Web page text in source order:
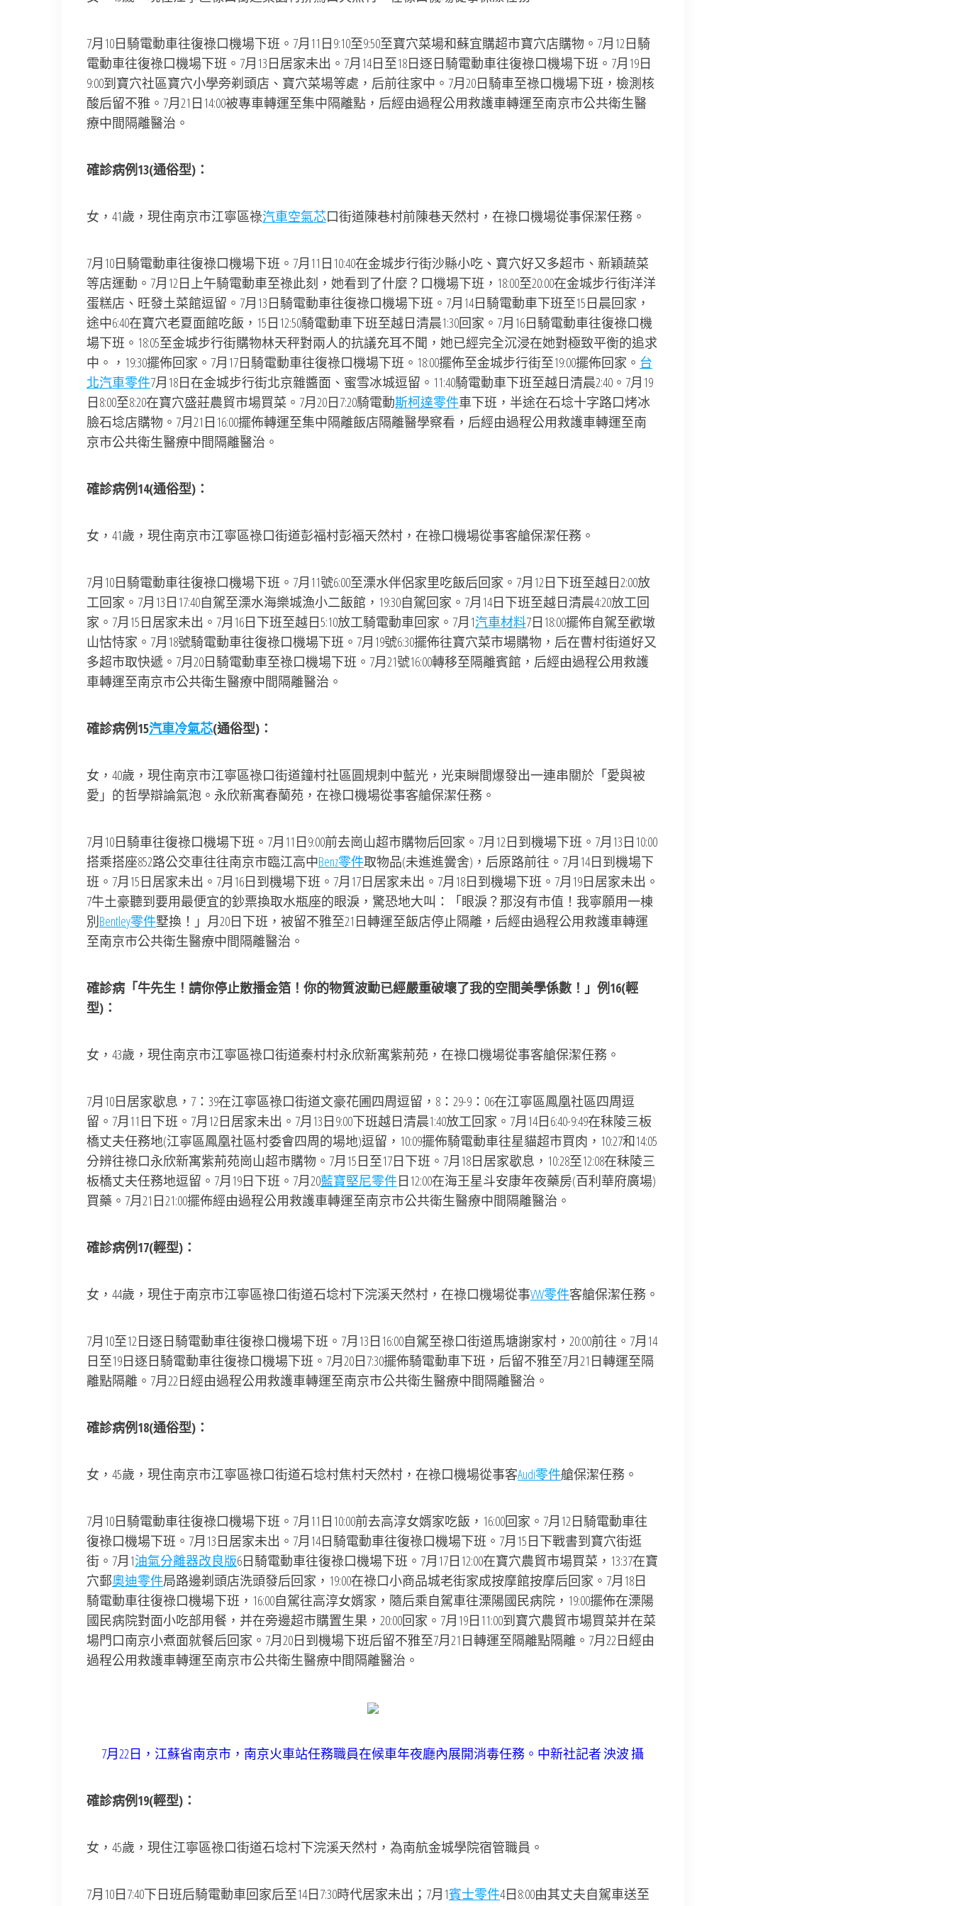
7月10日騎電動車往復祿口機場下班。7月11日9:10至9:50至寶穴菜場和蘇宜購超市寶穴店購物。7月12日騎
電動車往復祿口機場下班。7月13日居家未出。7月14日至18日逐日騎電動車往復祿口機場下班。7月19日
9:00到寶穴社區寶穴小學旁剃頭店、寶穴菜場等處，后前往家中。7月20日騎車至祿口機場下班，檢測核
酸后留不雅。7月21日14:00被專車轉運至集中隔離點，后經由過程公用救護車轉運至南京市公共衛生醫
療中間隔離醫治。
確診病例13(通俗型)：
女，41歲，現住南京市江寧區祿汽車空氣芯口街道陳巷村前陳巷天然村，在祿口機場從事保潔任務。
7月10日騎電動車往復祿口機場下班。7月11日10:40在金城步行街沙縣小吃、寶穴好又多超市、新穎蔬菜
等店運動。7月12日上午騎電動車至祿此刻，她看到了什麼？口機場下班，18:00至20:00在金城步行街洋洋
蛋糕店、旺發土菜館逗留。7月13日騎電動車往復祿口機場下班。7月14日騎電動車下班至15日晨回家，
途中6:40在寶穴老夏面館吃飯，15日12:50騎電動車下班至越日清晨1:30回家。7月16日騎電動車往復祿口機
場下班。18:05至金城步行街購物林天秤對兩人的抗議充耳不聞，她已經完全沉浸在她對極致平衡的追求
中。，19:30擺佈回家。7月17日騎電動車往復祿口機場下班。18:00擺佈至金城步行街至19:00擺佈回家。 台
北汽車零件7月18日在金城步行街北京雜醬面、蜜雪冰城逗留。11:40騎電動車下班至越日清晨2:40。7月19
日8:00至8:20在寶穴盛莊農貿市場買菜。7月20日7:20騎電動斯柯達零件車下班，半途在石埝十字路口烤冰
臉石埝店購物。7月21日16:00擺佈轉運至集中隔離飯店隔離醫學察看，后經由過程公用救護車轉運至南
京市公共衛生醫療中間隔離醫治。
確診病例14(通俗型)：
女，41歲，現住南京市江寧區祿口街道彭福村彭福天然村，在祿口機場從事客艙保潔任務。
7月10日騎電動車往復祿口機場下班。7月11號6:00至溧水伴侶家里吃飯后回家。7月12日下班至越日2:00放
工回家。7月13日17:40自駕至溧水海樂城漁小二飯館，19:30自駕回家。7月14日下班至越日清晨4:20放工回
家。7月15日居家未出。7月16日下班至越日5:10放工騎電動車回家。7月1汽車材料7日18:00擺佈自駕至歡墩
山怙恃家。7月18號騎電動車往復祿口機場下班。7月19號6:30擺佈往寶穴菜市場購物，后在曹村街道好又
多超市取快遞。7月20日騎電動車至祿口機場下班。7月21號16:00轉移至隔離賓館，后經由過程公用救護
車轉運至南京市公共衛生醫療中間隔離醫治。
確診病例15汽車冷氣芯(通俗型)：
女，40歲，現住南京市江寧區祿口街道鐘村社區圓規刺中藍光，光束瞬間爆發出一連串關於「愛與被
愛」的哲學辯論氣泡。永欣新寓春蘭苑，在祿口機場從事客艙保潔任務。
7月10日騎車往復祿口機場下班。7月11日9:00前去崗山超市購物后回家。7月12日到機場下班。7月13日10:00
搭乘搭座852路公交車往往南京市臨江高中Benz零件取物品(未進進黌舍)，后原路前往。7月14日到機場下
班。7月15日居家未出。7月16日到機場下班。7月17日居家未出。7月18日到機場下班。7月19日居家未出。
7牛土豪聽到要用最便宜的鈔票換取水瓶座的眼淚，驚恐地大叫：「眼淚？那沒有市值！我寧願用一棟
別Bentley零件墅換！」月20日下班，被留不雅至21日轉運至飯店停止隔離，后經由過程公用救護車轉運
至南京市公共衛生醫療中間隔離醫治。
確診病「牛先生！請你停止散播金箔！你的物質波動已經嚴重破壞了我的空間美學係數！」例16(輕
型)：
女，43歲，現住南京市江寧區祿口街道秦村村永欣新寓紫荊苑，在祿口機場從事客艙保潔任務。
7月10日居家歇息，7：39在江寧區祿口街道文豪花圃四周逗留，8：29-9：06在江寧區鳳凰社區四周逗
留。7月11日下班。7月12日居家未出。7月13日9:00下班越日清晨1:40放工回家。7月14日6:40-9:49在秣陵三板
橋丈夫任務地(江寧區鳳凰社區村委會四周的場地)逗留，10:09擺佈騎電動車往星貓超市買肉，10:27和14:05
分辨往祿口永欣新寓紫荊苑崗山超市購物。7月15日至17日下班。7月18日居家歇息，10:28至12:08在秣陵三
板橋丈夫任務地逗留。7月19日下班。7月20藍寶堅尼零件日12:00在海王星斗安康年夜藥房(百利華府廣場)
買藥。7月21日21:00擺佈經由過程公用救護車轉運至南京市公共衛生醫療中間隔離醫治。
確診病例17(輕型)：
女，44歲，現住于南京市江寧區祿口街道石埝村下浣溪天然村，在祿口機場從事VW零件客艙保潔任務。
7月10至12日逐日騎電動車往復祿口機場下班。7月13日16:00自駕至祿口街道馬塘謝家村，20:00前往。7月14
日至19日逐日騎電動車往復祿口機場下班。7月20日7:30擺佈騎電動車下班，后留不雅至7月21日轉運至隔
離點隔離。7月22日經由過程公用救護車轉運至南京市公共衛生醫療中間隔離醫治。
確診病例18(通俗型)：
女，45歲，現住南京市江寧區祿口街道石埝村焦村天然村，在祿口機場從事客Audi零件艙保潔任務。
7月10日騎電動車往復祿口機場下班。7月11日10:00前去高淳女婿家吃飯，16:00回家。7月12日騎電動車往
復祿口機場下班。7月13日居家未出。7月14日騎電動車往復祿口機場下班。7月15日下戰書到寶穴街逛
街。7月1油氣分離器改良版6日騎電動車往復祿口機場下班。7月17日12:00在寶穴農貿市場買菜，13:37在寶
穴郵奧迪零件局路邊剃頭店洗頭發后回家，19:00在祿口小商品城老街家成按摩館按摩后回家。7月18日
騎電動車往復祿口機場下班，16:00自駕往高淳女婿家，隨后乘自駕車往溧陽國民病院，19:00擺佈在溧陽
國民病院對面小吃部用餐，并在旁邊超市購置生果，20:00回家。7月19日11:00到寶穴農貿市場買菜并在菜
場門口南京小煮面就餐后回家。7月20日到機場下班后留不雅至7月21日轉運至隔離點隔離。7月22日經由
過程公用救護車轉運至南京市公共衛生醫療中間隔離醫治。
7月22日，江蘇省南京市，南京火車站任務職員在候車年夜廳內展開消毒任務。中新社記者 泱波 攝
確診病例19(輕型)：
女，45歲，現住江寧區祿口街道石埝村下浣溪天然村，為南航金城學院宿管職員。
7月10日7:40下日班后騎電動車回家后至14日7:30時代居家未出；7月1賓士零件4日8:00由其丈夫自駕車送至